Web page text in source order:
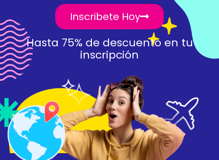
Inscribete Hoy
Hasta 75% de descuento en tu
inscripción